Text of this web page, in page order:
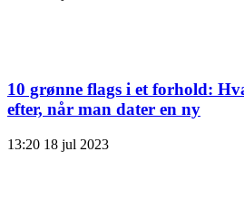
10 grønne flags i et forhold:
efter, når man dater en ny
13:20 18 jul 2023